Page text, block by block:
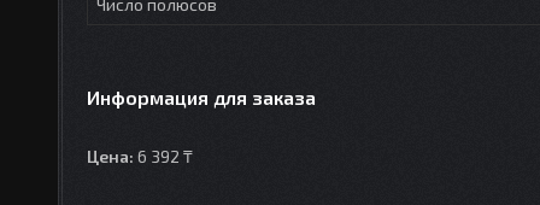
Информация для заказа
Цена: 6 392 ₸